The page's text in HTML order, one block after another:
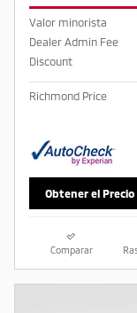
Valor minorista
Dealer Admin Fee
Discount
Richmond Price
Obtener el Precio
Comparar